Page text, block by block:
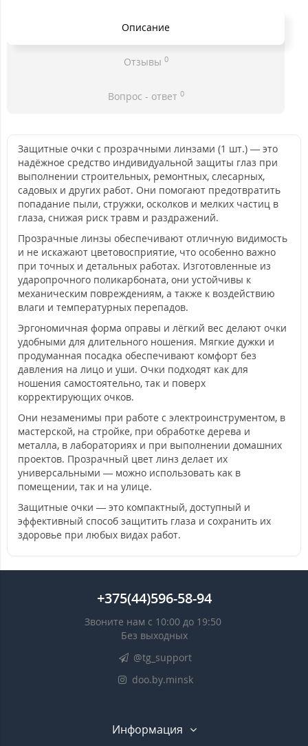
Описание
Отзывы 0
Вопрос - ответ 0
Защитные очки с прозрачными линзами (1 шт.) — это
надёжное средство индивидуальной защиты глаз при
выполнении строительных, ремонтных, слесарных,
садовых и других работ. Они помогают предотвратить
попадание пыли, стружки, осколков и мелких частиц в
глаза, снижая риск травм и раздражений.
Прозрачные линзы обеспечивают отличную видимость
и не искажают цветовосприятие, что особенно важно
при точных и детальных работах. Изготовленные из
ударопрочного поликарбоната, они устойчивы к
механическим повреждениям, а также к воздействию
влаги и температурных перепадов.
Эргономичная форма оправы и лёгкий вес делают очки
удобными для длительного ношения. Мягкие дужки и
продуманная посадка обеспечивают комфорт без
давления на лицо и уши. Очки подходят как для
ношения самостоятельно, так и поверх
корректирующих очков.
Они незаменимы при работе с электроинструментом, в
мастерской, на стройке, при обработке дерева и
металла, в лабораториях и при выполнении домашних
проектов. Прозрачный цвет линз делает их
универсальными — можно использовать как в
помещении, так и на улице.
Защитные очки — это компактный, доступный и
эффективный способ защитить глаза и сохранить их
здоровье при любых видах работ.
+375(44)596-58-94
Звоните нам с 10:00 до 19:50
Без выходных
@tg_support
doo.by.minsk
Информация